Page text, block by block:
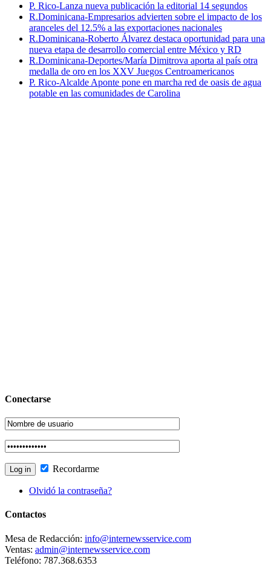
P. Rico-Lanza nueva publicación la editorial 14 segundos
R.Dominicana-Empresarios advierten sobre el impacto de los
aranceles del 12.5% a las exportaciones nacionales
R.Dominicana-Roberto Álvarez destaca oportunidad para una
nueva etapa de desarrollo comercial entre México y RD
R.Dominicana-Deportes/María Dimitrova aporta al país otra
medalla de oro en los XXV Juegos Centroamericanos
P. Rico-Alcalde Aponte pone en marcha red de oasis de agua
potable en las comunidades de Carolina
Conectarse
Recordarme
Olvidó la contraseña?
Contactos
Mesa de Redacción: info@internewsservice.com
Ventas: admin@internewsservice.com
Teléfono: 787.368.6353